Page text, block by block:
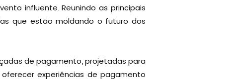
influente. Reunindo as principais
que estão moldando o futuro dos
de pagamento, projetadas para
experiências de pagamento